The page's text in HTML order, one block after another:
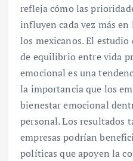
refleja cómo las
influyen cada vez más
los mexicanos. El estudio
de equilibrio entre vida
emocional es una
la importancia que los
bienestar emocional
personal. Los resultados
empresas podrían
políticas que apoyen la